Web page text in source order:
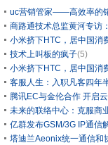
uc营销管家——高效率的
商路通技术总监黄河专访
小米挤下HTC，居中国消
技术上叫板的疯子(5)
小米挤下HTC，居中国消
客服人生：入职凡客四年
腾讯EC与金伦合作 开启
未来的联络中心：克服商
亿群发布GSM/3G IP通信
塔迪兰Aeonix统一通信和